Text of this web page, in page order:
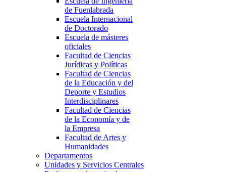
de Fuenlabrada
Escuela Internacional
de Doctorado
Escuela de másteres
oficiales
Facultad de Ciencias
Jurídicas y Políticas
Facultad de Ciencias
de la Educación y del
Deporte y Estudios
Interdisciplinares
Facultad de Ciencias
de la Economía y de
la Empresa
Facultad de Artes y
Humanidades
Departamentos
Unidades y Servicios Centrales